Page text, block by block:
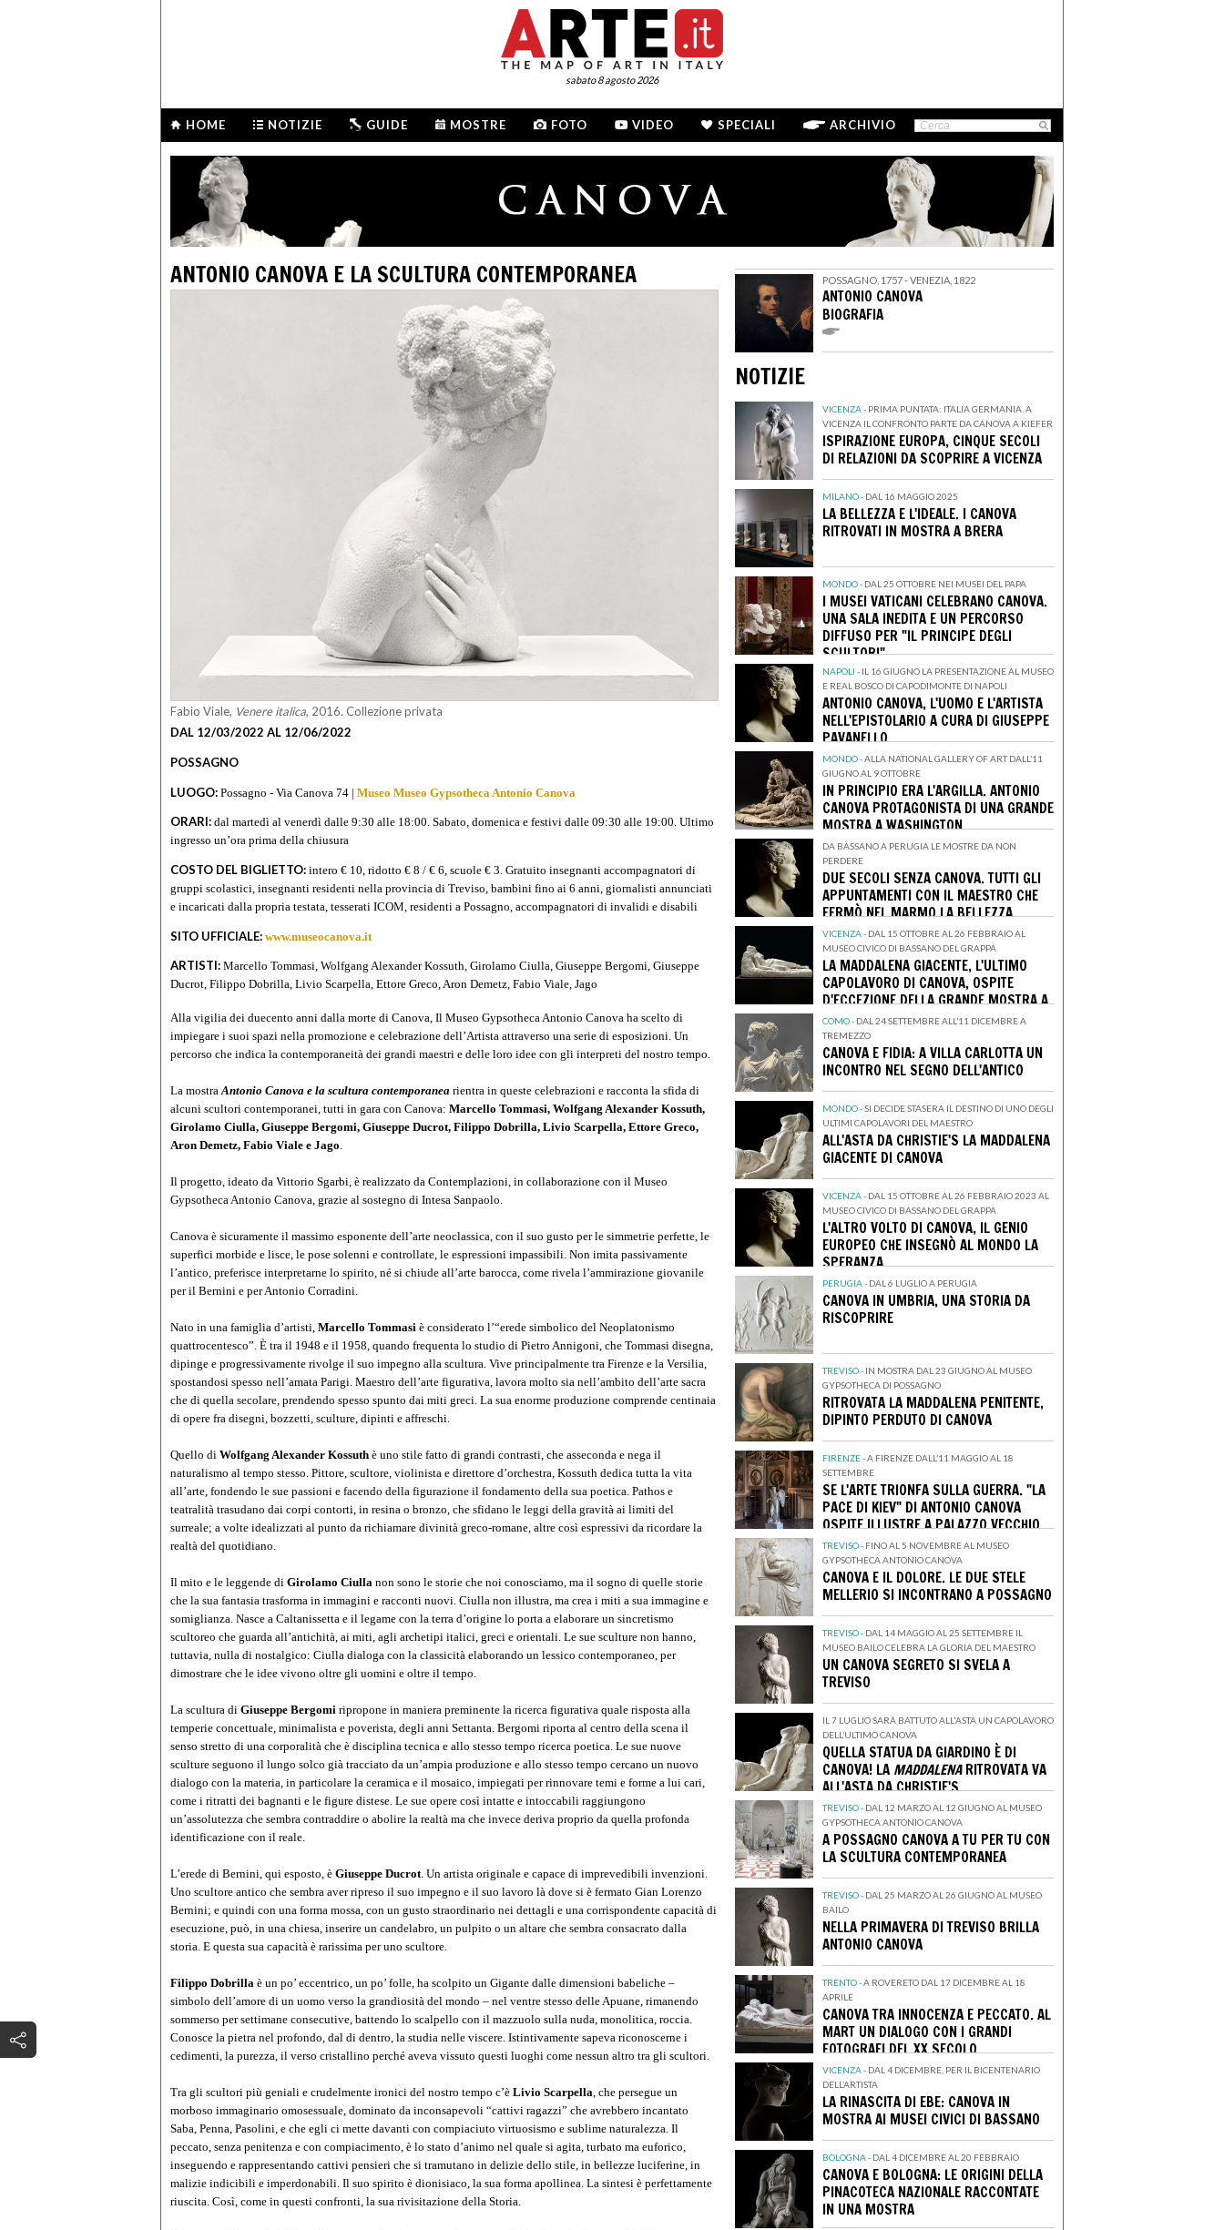
sabato 8 agosto 2026
HOME NOTIZIE GUIDE MOSTRE FOTO VIDEO SPECIALI ARCHIVIO
ANTONIO CANOVA E LA SCULTURA CONTEMPORANEA
Fabio Viale, Venere italica, 2016. Collezione privata
DAL 12/03/2022 AL 12/06/2022
POSSAGNO
LUOGO: Possagno - Via Canova 74 | Museo Museo Gypsotheca Antonio Canova
ORARI: dal martedì al venerdì dalle 9:30 alle 18:00. Sabato, domenica e festivi dalle 09:30 alle 19:00. Ultimo
ingresso un’ora prima della chiusura
COSTO DEL BIGLIETTO: intero € 10, ridotto € 8 / € 6, scuole € 3. Gratuito insegnanti accompagnatori di
gruppi scolastici, insegnanti residenti nella provincia di Treviso, bambini fino ai 6 anni, giornalisti annunciati
e incaricati dalla propria testata, tesserati ICOM, residenti a Possagno, accompagnatori di invalidi e disabili
SITO UFFICIALE: www.museocanova.it
ARTISTI: Marcello Tommasi, Wolfgang Alexander Kossuth, Girolamo Ciulla, Giuseppe Bergomi, Giuseppe
Ducrot, Filippo Dobrilla, Livio Scarpella, Ettore Greco, Aron Demetz, Fabio Viale, Jago
Alla vigilia dei duecento anni dalla morte di Canova, Il Museo Gypsotheca Antonio Canova ha scelto di
impiegare i suoi spazi nella promozione e celebrazione dell’Artista attraverso una serie di esposizioni. Un
percorso che indica la contemporaneità dei grandi maestri e delle loro idee con gli interpreti del nostro tempo.
La mostraAntonio Canova e la scultura contemporanea rientra in queste celebrazioni e racconta la sfida di
alcuni scultori contemporanei, tutti in gara con Canova: Marcello Tommasi, Wolfgang Alexander Kossuth,
Girolamo Ciulla, Giuseppe Bergomi, Giuseppe Ducrot, Filippo Dobrilla, Livio Scarpella, Ettore Greco,
Aron Demetz, Fabio Viale e Jago.
Il progetto, ideato da Vittorio Sgarbi, è realizzato da Contemplazioni, in collaborazione con il Museo
Gypsotheca Antonio Canova, grazie al sostegno di Intesa Sanpaolo.
Canova è sicuramente il massimo esponente dell’arte neoclassica, con il suo gusto per le simmetrie perfette, le
superfici morbide e lisce, le pose solenni e controllate, le espressioni impassibili. Non imita passivamente
l’antico, preferisce interpretarne lo spirito, né si chiude all’arte barocca, come rivela l’ammirazione giovanile
per il Bernini e per Antonio Corradini.
Nato in una famiglia d’artisti, Marcello Tommasi è considerato l’“erede simbolico del Neoplatonismo
quattrocentesco”. È tra il 1948 e il 1958, quando frequenta lo studio di Pietro Annigoni, che Tommasi disegna,
dipinge e progressivamente rivolge il suo impegno alla scultura. Vive principalmente tra Firenze e la Versilia,
spostandosi spesso nell’amata Parigi. Maestro dell’arte figurativa, lavora molto sia nell’ambito dell’arte sacra
che di quella secolare, prendendo spesso spunto dai miti greci. La sua enorme produzione comprende centinaia
di opere fra disegni, bozzetti, sculture, dipinti e affreschi.
Quello di Wolfgang Alexander Kossuth è uno stile fatto di grandi contrasti, che asseconda e nega il
naturalismo al tempo stesso. Pittore, scultore, violinista e direttore d’orchestra, Kossuth dedica tutta la vita
all’arte, fondendo le sue passioni e facendo della figurazione il fondamento della sua poetica. Pathos e
teatralità trasudano dai corpi contorti, in resina o bronzo, che sfidano le leggi della gravità ai limiti del
surreale; a volte idealizzati al punto da richiamare divinità greco-romane, altre così espressivi da ricordare la
realtà del quotidiano.
Il mito e le leggende di Girolamo Ciulla non sono le storie che noi conosciamo, ma il sogno di quelle storie
che la sua fantasia trasforma in immagini e racconti nuovi. Ciulla non illustra, ma crea i miti a sua immagine e
somiglianza. Nasce a Caltanissetta e il legame con la terra d’origine lo porta a elaborare un sincretismo
scultoreo che guarda all’antichità, ai miti, agli archetipi italici, greci e orientali. Le sue sculture non hanno,
tuttavia, nulla di nostalgico: Ciulla dialoga con la classicità elaborando un lessico contemporaneo, per
dimostrare che le idee vivono oltre gli uomini e oltre il tempo.
La scultura di Giuseppe Bergomi ripropone in maniera preminente la ricerca figurativa quale risposta alla
temperie concettuale, minimalista e poverista, degli anni Settanta. Bergomi riporta al centro della scena il
senso stretto di una corporalità che è disciplina tecnica e allo stesso tempo ricerca poetica. Le sue nuove
sculture seguono il lungo solco già tracciato da un’ampia produzione e allo stesso tempo cercano un nuovo
dialogo con la materia, in particolare la ceramica e il mosaico, impiegati per rinnovare temi e forme a lui cari,
come i ritratti dei bagnanti e le figure distese. Le sue opere così intatte e intoccabili raggiungono
un’assolutezza che sembra contraddire o abolire la realtà ma che invece deriva proprio da quella profonda
identificazione con il reale.
L’erede di Bernini, qui esposto, è Giuseppe Ducrot. Un artista originale e capace di imprevedibili invenzioni.
Uno scultore antico che sembra aver ripreso il suo impegno e il suo lavoro là dove si è fermato Gian Lorenzo
Bernini; e quindi con una forma mossa, con un gusto straordinario nei dettagli e una corrispondente capacità di
esecuzione, può, in una chiesa, inserire un candelabro, un pulpito o un altare che sembra consacrato dalla
storia. E questa sua capacità è rarissima per uno scultore.
Filippo Dobrilla è un po’ eccentrico, un po’ folle, ha scolpito un Gigante dalle dimensioni babeliche –
simbolo dell’amore di un uomo verso la grandiosità del mondo – nel ventre stesso delle Apuane, rimanendo
sommerso per settimane consecutive, battendo lo scalpello con il mazzuolo sulla nuda, monolitica, roccia.
Conosce la pietra nel profondo, dal di dentro, la studia nelle viscere. Istintivamente sapeva riconoscerne i
cedimenti, la purezza, il verso cristallino perché aveva vissuto questi luoghi come nessun altro tra gli scultori.
Tra gli scultori più geniali e crudelmente ironici del nostro tempo c’è Livio Scarpella, che persegue un
morboso immaginario omosessuale, dominato da inconsapevoli “cattivi ragazzi” che avrebbero incantato
Saba, Penna, Pasolini, e che egli ci mette davanti con compiaciuto virtuosismo e sublime naturalezza. Il
peccato, senza penitenza e con compiacimento, è lo stato d’animo nel quale si agita, turbato ma euforico,
inseguendo e rappresentando cattivi pensieri che si tramutano in delizie dello stile, in bellezze luciferine, in
malizie indicibili e imperdonabili. Il suo spirito è dionisiaco, la sua forma apollinea. La sintesi è perfettamente
riuscita. Così, come in questi confronti, la sua rivisitazione della Storia.
POSSAGNO, 1757 - VENEZIA, 1822
ANTONIO CANOVA
BIOGRAFIA
NOTIZIE
VICENZA - PRIMA PUNTATA: ITALIA GERMANIA. A
VICENZA IL CONFRONTO PARTE DA CANOVA A KIEFER
ISPIRAZIONE EUROPA, CINQUE SECOLI
DI RELAZIONI DA SCOPRIRE A VICENZA
MILANO - DAL 16 MAGGIO 2025
LA BELLEZZA E L'IDEALE. I CANOVA
RITROVATI IN MOSTRA A BRERA
MONDO - DAL 25 OTTOBRE NEI MUSEI DEL PAPA
I MUSEI VATICANI CELEBRANO CANOVA.
UNA SALA INEDITA E UN PERCORSO
DIFFUSO PER "IL PRINCIPE DEGLI
SCULTORI"
NAPOLI - IL 16 GIUGNO LA PRESENTAZIONE AL MUSEO
E REAL BOSCO DI CAPODIMONTE DI NAPOLI
ANTONIO CANOVA, L'UOMO E L'ARTISTA
NELL'EPISTOLARIO A CURA DI GIUSEPPE
PAVANELLO
MONDO -ALLA NATIONAL GALLERY OF ART DALL’11
GIUGNO AL 9 OTTOBRE
IN PRINCIPIO ERA L'ARGILLA. ANTONIO
CANOVA PROTAGONISTA DI UNA GRANDE
MOSTRA A WASHINGTON
DA BASSANO A PERUGIA LE MOSTRE DA NON
PERDERE
DUE SECOLI SENZA CANOVA. TUTTI GLI
APPUNTAMENTI CON IL MAESTRO CHE
FERMÒ NEL MARMO LA BELLEZZA
VICENZA - DAL 15 OTTOBRE AL 26 FEBBRAIO AL
MUSEO CIVICO DI BASSANO DEL GRAPPA
LA MADDALENA GIACENTE, L'ULTIMO
CAPOLAVORO DI CANOVA, OSPITE
D'ECCEZIONE DELLA GRANDE MOSTRA A
BASSANO DEDICATA AL MAESTRO
COMO - DAL 24 SETTEMBRE ALL’11 DICEMBRE A
TREMEZZO
CANOVA E FIDIA: A VILLA CARLOTTA UN
INCONTRO NEL SEGNO DELL'ANTICO
MONDO -SI DECIDE STASERA IL DESTINO DI UNO DEGLI
ULTIMI CAPOLAVORI DEL MAESTRO
ALL'ASTA DA CHRISTIE'S LA MADDALENA
GIACENTE DI CANOVA
VICENZA - DAL 15 OTTOBRE AL 26 FEBBRAIO 2023 AL
MUSEO CIVICO DI BASSANO DEL GRAPPA
L'ALTRO VOLTO DI CANOVA, IL GENIO
EUROPEO CHE INSEGNÒ AL MONDO LA
SPERANZA
PERUGIA - DAL 6 LUGLIO A PERUGIA
CANOVA IN UMBRIA, UNA STORIA DA
RISCOPRIRE
TREVISO - IN MOSTRA DAL 23 GIUGNO AL MUSEO
GYPSOTHECA DI POSSAGNO
RITROVATA LA MADDALENA PENITENTE,
DIPINTO PERDUTO DI CANOVA
FIRENZE -A FIRENZE DALL’11 MAGGIO AL 18
SETTEMBRE
SE L'ARTE TRIONFA SULLA GUERRA. "LA
PACE DI KIEV" DI ANTONIO CANOVA
OSPITE ILLUSTRE A PALAZZO VECCHIO
TREVISO - FINO AL 5 NOVEMBRE AL MUSEO
GYPSOTHECA ANTONIO CANOVA
CANOVA E IL DOLORE. LE DUE STELE
MELLERIO SI INCONTRANO A POSSAGNO
TREVISO - DAL 14 MAGGIO AL 25 SETTEMBRE IL
MUSEO BAILO CELEBRA LA GLORIA DEL MAESTRO
UN CANOVA SEGRETO SI SVELA A
TREVISO
IL 7 LUGLIO SARÀ BATTUTO ALL'ASTA UN CAPOLAVORO
DELL’ULTIMO CANOVA
QUELLA STATUA DA GIARDINO È DI
CANOVA! LA MADDALENARITROVATA VA
ALL'ASTA DA CHRISTIE'S
TREVISO - DAL 12 MARZO AL 12 GIUGNO AL MUSEO
GYPSOTHECA ANTONIO CANOVA
A POSSAGNO CANOVA A TU PER TU CON
LA SCULTURA CONTEMPORANEA
TREVISO - DAL 25 MARZO AL 26 GIUGNO AL MUSEO
BAILO
NELLA PRIMAVERA DI TREVISO BRILLA
ANTONIO CANOVA
TRENTO -A ROVERETO DAL 17 DICEMBRE AL 18
APRILE
CANOVA TRA INNOCENZA E PECCATO. AL
MART UN DIALOGO CON I GRANDI
FOTOGRAFI DEL XX SECOLO
VICENZA - DAL 4 DICEMBRE, PER IL BICENTENARIO
DELL’ARTISTA
LA RINASCITA DI EBE: CANOVA IN
MOSTRA AI MUSEI CIVICI DI BASSANO
BOLOGNA - DAL 4 DICEMBRE AL 20 FEBBRAIO
CANOVA E BOLOGNA: LE ORIGINI DELLA
PINACOTECA NAZIONALE RACCONTATE
IN UNA MOSTRA